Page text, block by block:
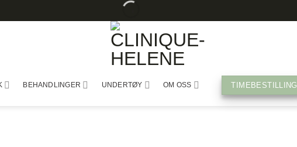
FRAKT
ALLE
BESTILLINGER
STØRSTE
FORHANDLER
BEHANDLINGER UNDERTØY OM OSS TIMEBESTILLING